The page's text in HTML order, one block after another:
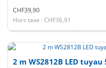
CHF39,90
Hors taxe : CHF36,91
2 m WS2812B LED tuyau